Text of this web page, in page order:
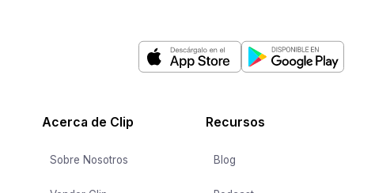
Acerca de Clip
Sobre Nosotros
Recursos
Blog